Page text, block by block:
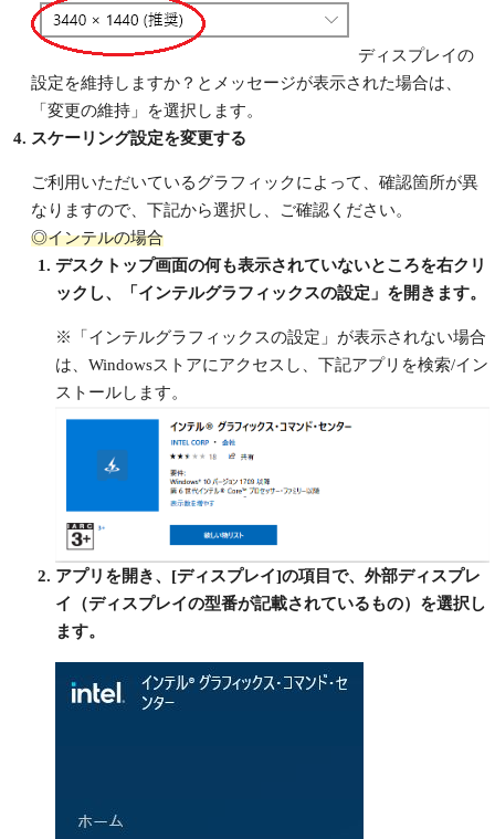
ディスプレイの
設定を維持しますか？とメッセージが表示された場合は、
「変更の維持」を選択します。
スケーリング設定を変更する
ご利用いただいているグラフィックによって、確認箇所が異
なりますので、下記から選択し、ご確認ください。
◎インテルの場合
デスクトップ画面の何も表示されていないところを右クリ
ックし、「インテルグラフィックスの設定」を開きます。
※「インテルグラフィックスの設定」が表示されない場合
は、Windowsストアにアクセスし、下記アプリを検索/イン
ストールします。
アプリを開き、[ディスプレイ]の項目で、外部ディスプレ
イ（ディスプレイの型番が記載されているもの）を選択し
ます。